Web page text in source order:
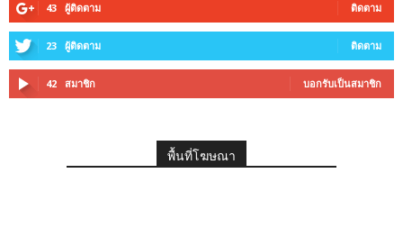
43 ผู้ติดตาม ติดตาม
23 ผู้ติดตาม ติดตาม
42 สมาชิก บอกรับเป็นสมาชิก
พื้นที่โฆษณา